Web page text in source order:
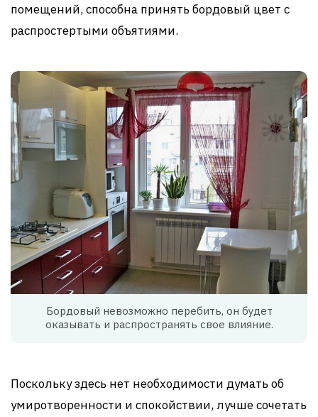
помещений, способна принять бордовый цвет с
распростертыми объятиями.
Бордовый невозможно перебить, он будет
оказывать и распространять свое влияние.
Поскольку здесь нет необходимости думать об
умиротворенности и спокойствии, лучше сочетать